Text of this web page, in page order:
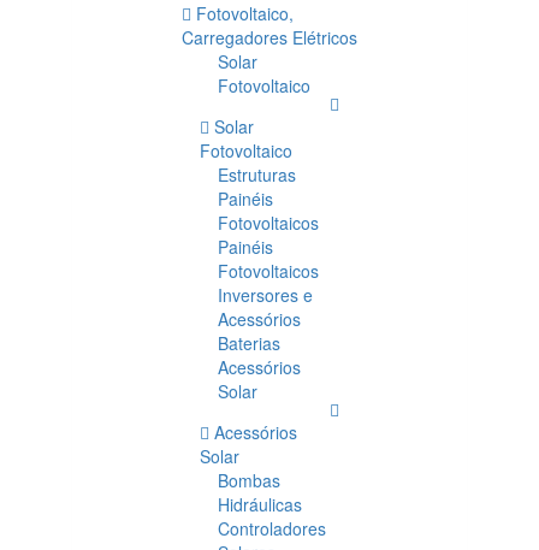
Fotovoltaico,
Carregadores Elétricos
Solar
Fotovoltaico
Solar
Fotovoltaico
Estruturas
Painéis
Fotovoltaicos
Painéis
Fotovoltaicos
Inversores e
Acessórios
Baterias
Acessórios
Solar
Acessórios
Solar
Bombas
Hidráulicas
Controladores